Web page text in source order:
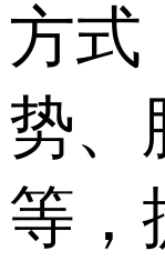
方式
势、
等，